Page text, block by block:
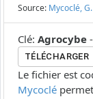
Source: Mycoclé,
Clé: Agrocybe -
TÉLÉCHARGER
Le fichier est
Mycoclé